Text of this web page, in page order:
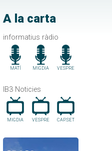
A la carta
informatius ràdio
MATÍ MIGDIA VESPRE
IB3 Noticies
MIGDIA VESPRE CAP.SET